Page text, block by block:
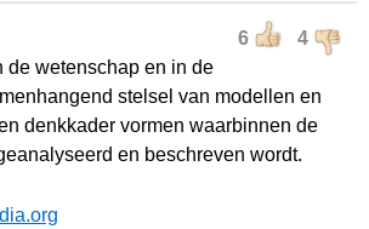
6 4
de wetenschap en in de
stelsel van modellen en
denkkader vormen waarbinnen de
en beschreven wordt.